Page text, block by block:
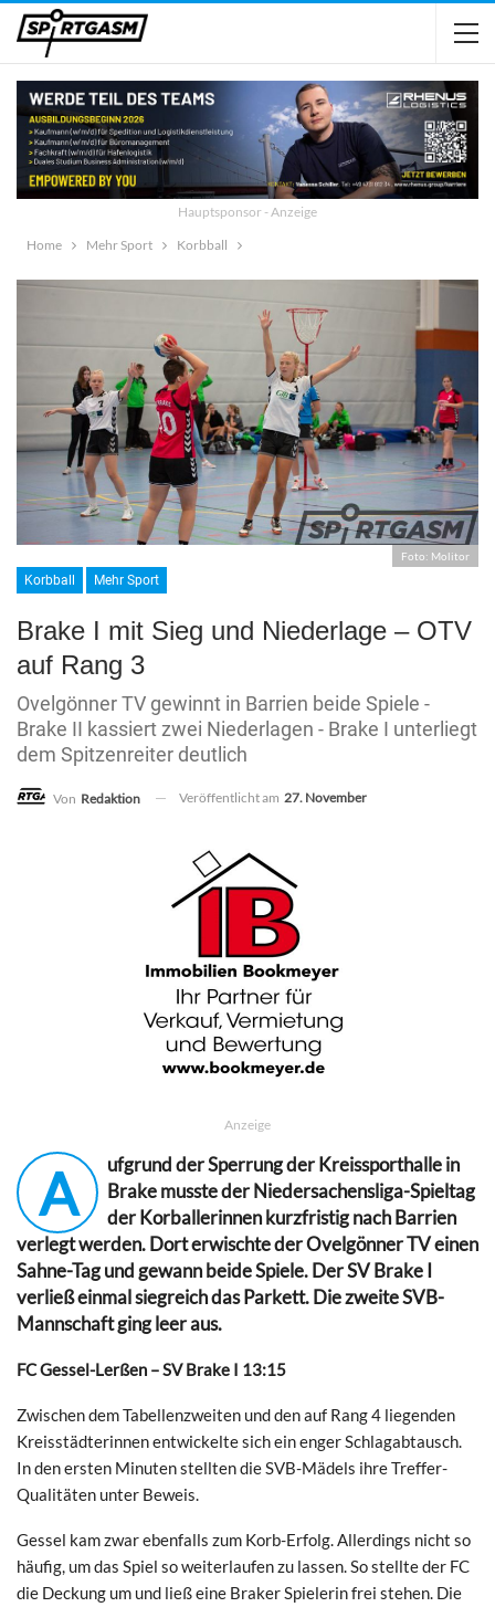
Hauptsponsor - Anzeige
Home
Mehr Sport Korbball
Foto: Molitor
Korbball Mehr Sport
Brake I mit Sieg und Niederlage – OTV
auf Rang 3
Ovelgönner TV gewinnt in Barrien beide Spiele -
Brake II kassiert zwei Niederlagen - Brake I unterliegt
dem Spitzenreiter deutlich
Von Redaktion Veröffentlicht am 27. November
Anzeige
A
ufgrund der Sperrung der Kreissporthalle in
Brake musste der Niedersachensliga-Spieltag
der Korballerinnen kurzfristig nach Barrien
verlegt werden. Dort erwischte der Ovelgönner TV einen
Sahne-Tag und gewann beide Spiele. Der SV Brake I
verließ einmal siegreich das Parkett. Die zweite SVB-
Mannschaft ging leer aus.
FC Gessel-Lerßen – SV Brake I 13:15
Zwischen dem Tabellenzweiten und den auf Rang 4 liegenden
Kreisstädterinnen entwickelte sich ein enger Schlagabtausch.
In den ersten Minuten stellten die SVB-Mädels ihre Treffer-
Qualitäten unter Beweis.
Gessel kam zwar ebenfalls zum Korb-Erfolg. Allerdings nicht so
häufig, um das Spiel so weiterlaufen zu lassen. So stellte der FC
die Deckung um und ließ eine Braker Spielerin frei stehen. Die